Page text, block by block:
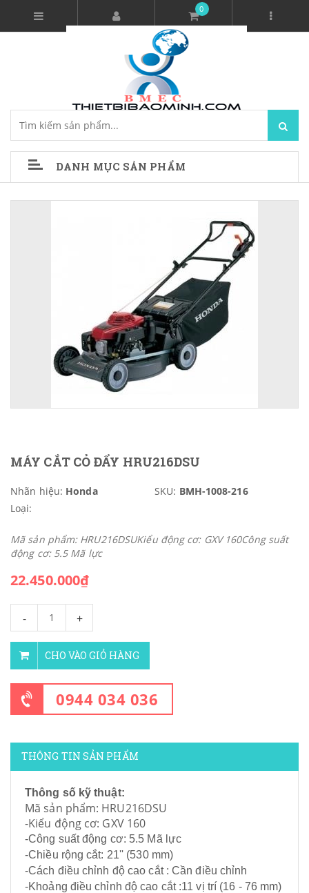
0
DANH MỤC SẢN PHẨM
MÁY CẮT CỎ ĐẨY HRU216DSU
Nhãn hiệu: Honda SKU: BMH-1008-216
Loại:
Mã sản phẩm: HRU216DSUKiểu động cơ: GXV 160Công suất
động cơ: 5.5 Mã lực
22.450.000₫
- +
CHO VÀO GIỎ HÀNG
0944 034 036
THÔNG TIN SẢN PHẨM
Thông số kỹ thuật:
Mã sản phẩm: HRU216DSU
-Kiểu động cơ: GXV 160
-Công suất động cơ: 5.5 Mã lực
-Chiều rộng cắt: 21'' (530 mm)
-Cách điều chỉnh độ cao cắt : Cần điều chỉnh
-Khoảng điều chỉnh độ cao cắt :11 vị trí (16 - 76 mm)